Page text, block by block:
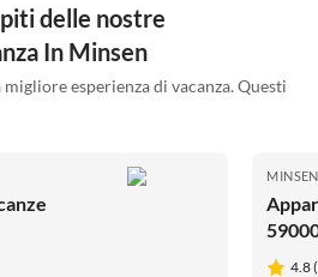
delle nostre
In Minsen
esperienza di vacanza. Questi
MINSEN
4.8